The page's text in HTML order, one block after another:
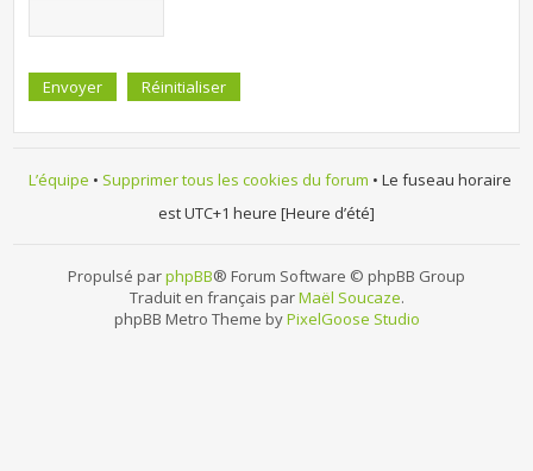
L’équipe • Supprimer tous les cookies du forum • Le fuseau horaire
est UTC+1 heure [Heure d’été]
Propulsé parphpBB® Forum Software © phpBB Group
Traduit en français parMaël Soucaze.
phpBB Metro Theme byPixelGoose Studio